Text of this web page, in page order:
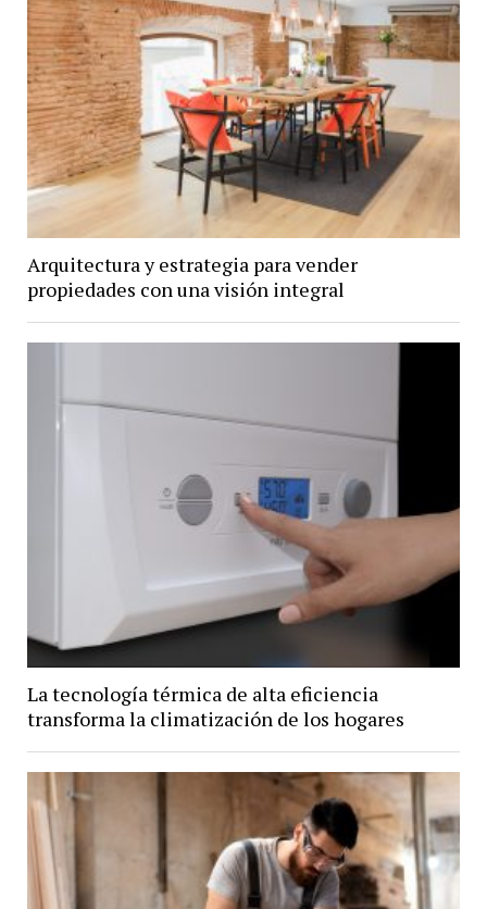
Arquitectura y estrategia para vender
propiedades con una visión integral
La tecnología térmica de alta eficiencia
transforma la climatización de los hogares